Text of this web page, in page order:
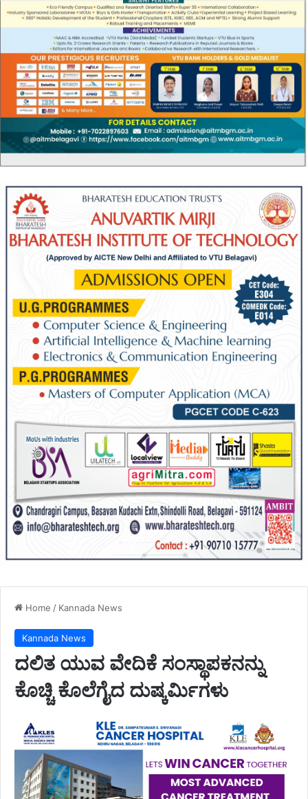
Home / Kannada News
Kannada News
ದಲಿತ ಯುವ ವೇದಿಕೆ ಸಂಸ್ಥಾಪಕನನ್ನು
ಕೊಚ್ಚಿ ಕೊಲೆಗೈದ ದುಷ್ಕರ್ಮಿಗಳು